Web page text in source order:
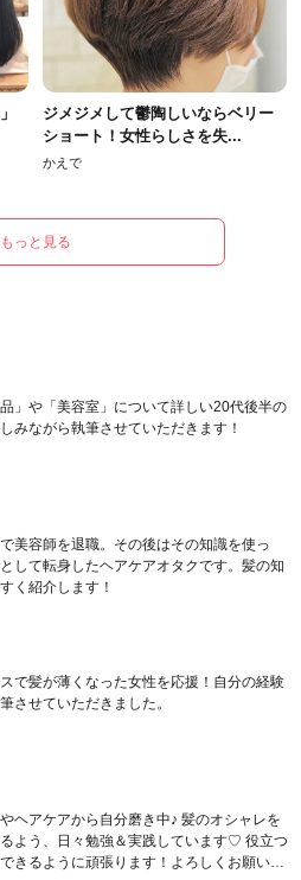
ジメジメして鬱陶しいならベリー
ショート！女性らしさを失...
かえで
もっと見る
品」や「美容室」について詳しい20代後半の
みながら執筆させていただきます！
美容師を退職。その後はその知識を使っ
して転身したヘアケアオタクです。髪の知
く紹介します！
で髪が薄くなった女性を応援！自分の経験
させていただきました。
ヘアケアから自分磨き中♪ 髪のオシャレを
よう、日々勉強＆実践しています♡ 役立つ
きるように頑張ります！よろしくお願いし